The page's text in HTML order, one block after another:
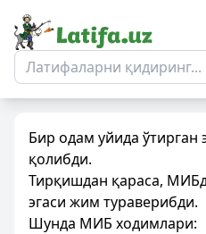
Бир одам уйида ўтирган
қолибди.
Тирқишдан қараса,
эгаси жим тураверибди.
Шунда МИБ ходимлари: